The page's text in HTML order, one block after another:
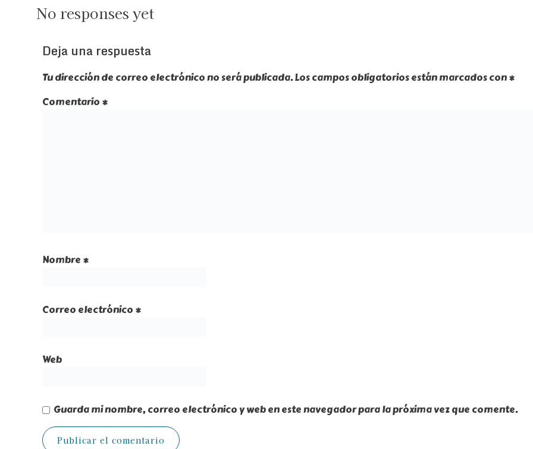
No responses yet
Deja una respuesta
Tu dirección de correo electrónico no será publicada.Los campos obligatorios están marcados con*
Comentario *
Nombre *
Correo electrónico *
Web
Guarda mi nombre, correo electrónico y web en este navegador para la próxima vez que comente.